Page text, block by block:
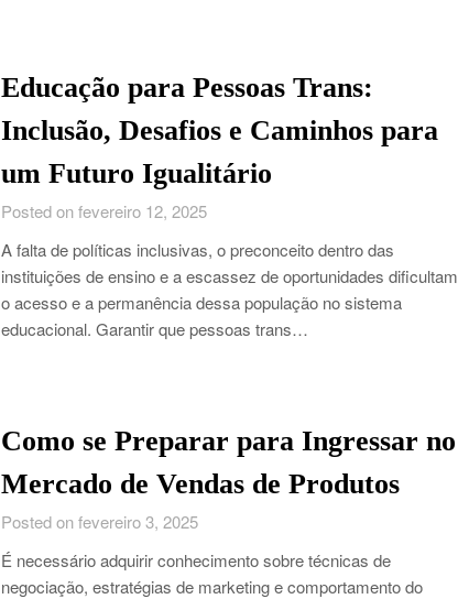
Educação para Pessoas Trans:
Inclusão, Desafios e Caminhos para
um Futuro Igualitário
Posted on fevereiro 12, 2025
A falta de políticas inclusivas, o preconceito dentro das
instituições de ensino e a escassez de oportunidades dificultam
o acesso e a permanência dessa população no sistema
educacional. Garantir que pessoas trans…
Como se Preparar para Ingressar no
Mercado de Vendas de Produtos
Posted on fevereiro 3, 2025
É necessário adquirir conhecimento sobre técnicas de
negociação, estratégias de marketing e comportamento do